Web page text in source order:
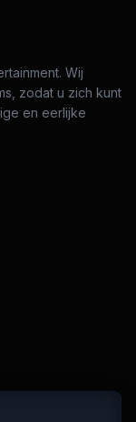
Wij
zodat u zich kunt
en eerlijke